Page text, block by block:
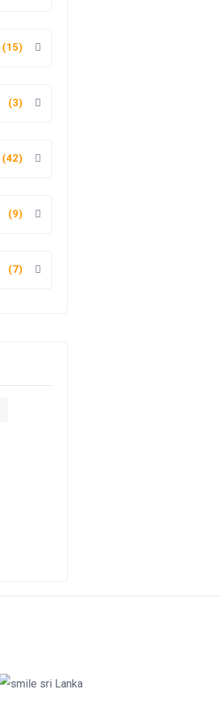
(15)
(3)
(42)
(9)
(7)